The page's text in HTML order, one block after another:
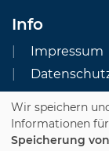
Info
Impressum
Cookie
Dozenten-
Wir speichern
Informationen
Speicherung